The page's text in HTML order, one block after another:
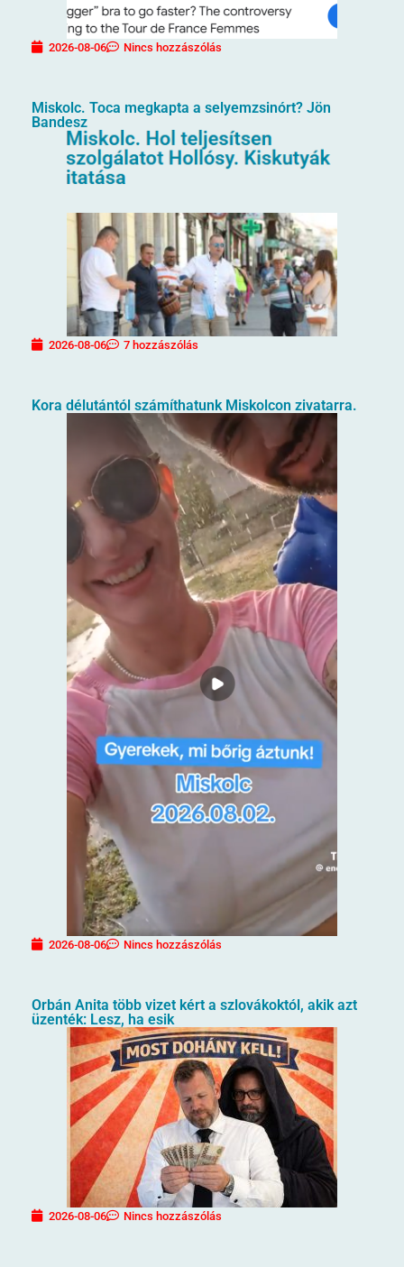
2026-08-06 Nincs hozzászólás
Miskolc. Toca megkapta a selyemzsinórt? Jön
Bandesz
2026-08-06 7 hozzászólás
Kora délutántól számíthatunk Miskolcon zivatarra.
2026-08-06 Nincs hozzászólás
Orbán Anita több vizet kért a szlovákoktól, akik azt
üzenték: Lesz, ha esik
2026-08-06 Nincs hozzászólás